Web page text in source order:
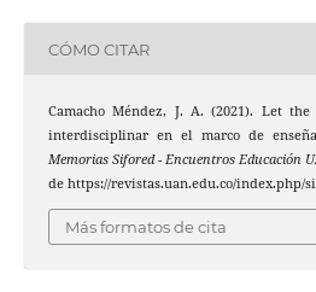
CÓMO CITAR
Camacho Méndez, J. A. (2021). Let
interdisciplinar en el marco de
Memorias Sifored - Encuentros Educación
de https://revistas.uan.edu.co/index.php/
Más formatos de cita